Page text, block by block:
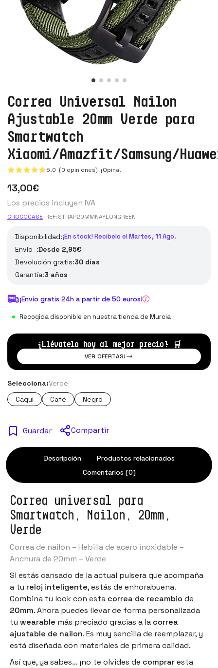
Correa Universal Nailon
Ajustable 20mm Verde para
Smartwatch
Xiaomi/Amazfit/Samsung/
5.0 (0 opiniones) ¡Opina!
13,00€
Los precios incluyen IVA
CROCOCASE-REF:STRAP20MMNAYLONGREEN
Disponibilidad:¡En stock! Recíbelo el Martes, 11 Ago.
Envío :Desde 2,95€
Devolución gratis:30 días
Garantía:3 años
¡Envío gratis 24h a partir de 50 euros!
Recogida disponible en nuestra tienda de Murcia
¡Llévatelo hoy al mejor precio! 🛒
VER OFERTAS!
Selecciona:Verde
Caqui
Café Negro
Guardar Compartir
Descripción
Productos relacionados
Comentarios (0)
Correa universal para
Smartwatch, Nailon, 20mm,
Verde
Correa de nailon – Hebilla de acero inoxidable –
Anchura de 20mm – Verde
Si estás cansado de la actual pulsera que acompaña
a tu reloj inteligente, estás de enhorabuena.
Combina tu look con esta correa de recambio de
20mm. Ahora puedes llevar de forma personalizada
tu wearable más preciado gracias a la correa
ajustable de nailon. Es muy sencilla de reemplazar, y
está diseñada con materiales de primera calidad.
Así que, ya sabes… ¡no te olvides de compraresta